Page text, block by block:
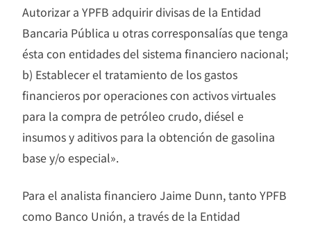
Autorizar a YPFB adquirir divisas de la Entidad
Bancaria Pública u otras corresponsalías que tenga
ésta con entidades del sistema financiero nacional;
b) Establecer el tratamiento de los gastos
financieros por operaciones con activos virtuales
para la compra de petróleo crudo, diésel e
insumos y aditivos para la obtención de gasolina
base y/o especial».
Para el analista financiero Jaime Dunn, tanto YPFB
como Banco Unión, a través de la Entidad